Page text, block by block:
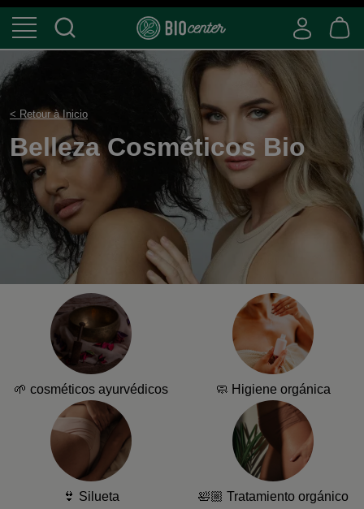
< Retour à Inicio
Belleza Cosméticos
🌱 cosméticos ayurvédicos 🧼 Higiene orgánica
👙 Silueta
🛀🏼 Tratamiento orgánico